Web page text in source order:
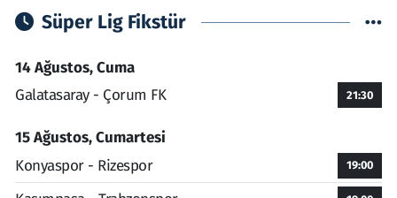
Süper Lig Fikstür
14 Ağustos, Cuma
Galatasaray - Çorum FK
21:30
15 Ağustos, Cumartesi
Konyaspor - Rizespor
19:00